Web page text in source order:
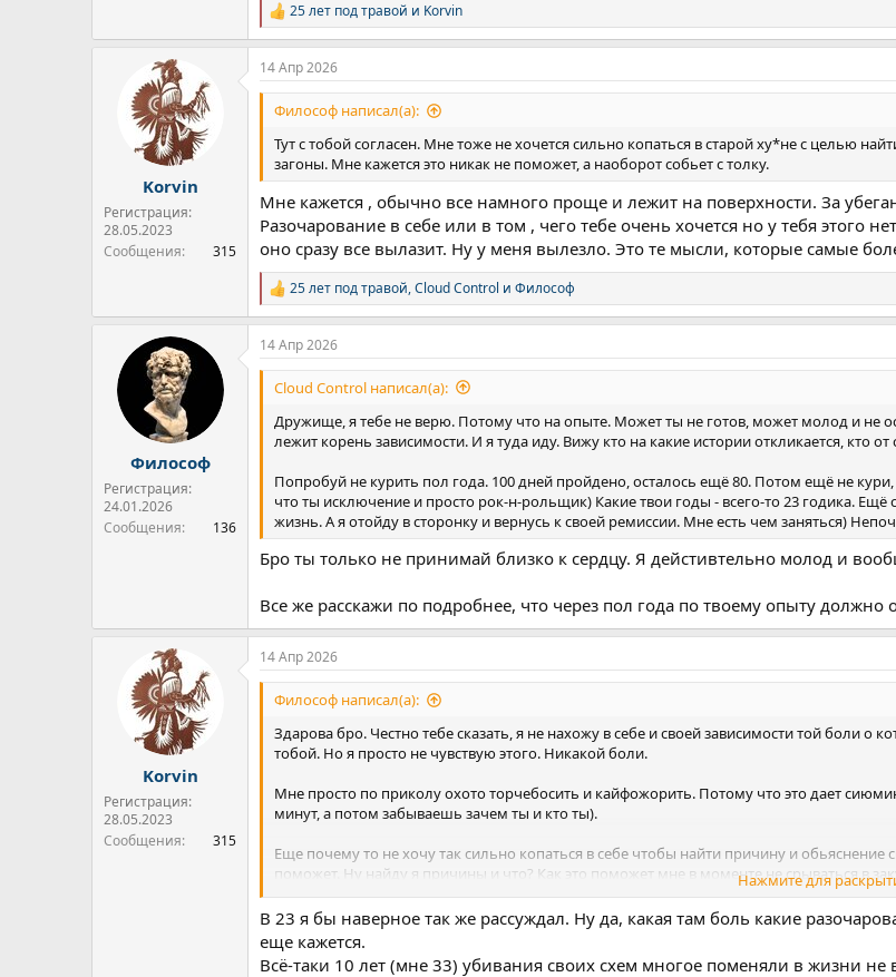
Р
е
а
к
ц
и
25 лет под травой и Korvin
Korvin
Регистрация:
28.05.2023
Сообщения
315
14 Апр 2026
Философ написал(а):
Тут с тобой согласен. Мне тоже не хочется сильно копаться в старой ху*не с целью
загоны. Мне кажется это никак не поможет, а наоборот собьет с толку.
Мне кажется , обычно все намного проще и лежит на поверхности. За
Разочарование в себе или в том , чего тебе очень хочется но у тебя этого
оно сразу все вылазит. Ну у меня вылезло. Это те мысли, которые самые
Р
е
а
к
ц
и
25 лет под травой,Cloud Control и Философ
Философ
Регистрация:
24.01.2026
Сообщения
136
14 Апр 2026
Cloud Control написал(а):
Дружище, я тебе не верю. Потому что на опыте. Может ты не готов, может молод и
лежит корень зависимости. И я туда иду. Вижу кто на какие истории откликается, кто
Попробуй не курить пол года. 100 дней пройдено, осталось ещё 80. Потом ещё не
что ты исключение и просто рок-н-рольщик) Какие твои годы - всего-то 23 годика. Ещё
жизнь. А я отойду в сторонку и вернусь к своей ремиссии. Мне есть чем заняться)
Бро ты только не принимай близко к сердцу. Я дейстивтельно молод и
Все же расскажи по подробнее, что через пол года по твоему опыту должно
Korvin
Регистрация:
28.05.2023
Сообщения
315
14 Апр 2026
Философ написал(а):
Здарова бро. Честно тебе сказать, я не нахожу в себе и своей зависимости той боли о
тобой. Но я просто не чувствую этого. Никакой боли.
Мне просто по приколу охото торчебосить и кайфожорить. Потому что это дает
минут, а потом забываешь зачем ты и кто ты).
Еще почему то не хочу так сильно копаться в себе чтобы найти причину и обьяснение
поможет. Ну найду я причины и что? Как это поможет мне в моменте не срываться в
А прикинь найти причину, все понять и все равно срываться. Это уже вообще
Про тень тоже хз. Вроде не подавляю в себе ничего. Не стараюсь быть идеальным,
хуеплет и мне вообще по*бать на это, я не идеален. Так что с тенью тоже сомневаюсь,
Нажмите для
В 23 я бы наверное так же рассуждал. Ну да, какая там боль какие
еще кажется.
Всё-таки 10 лет (мне 33) убивания своих схем многое поменяли в жизни не